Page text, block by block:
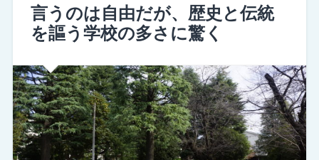
言うのは自由だが、歴史と伝統
を謳う学校の多さに驚く